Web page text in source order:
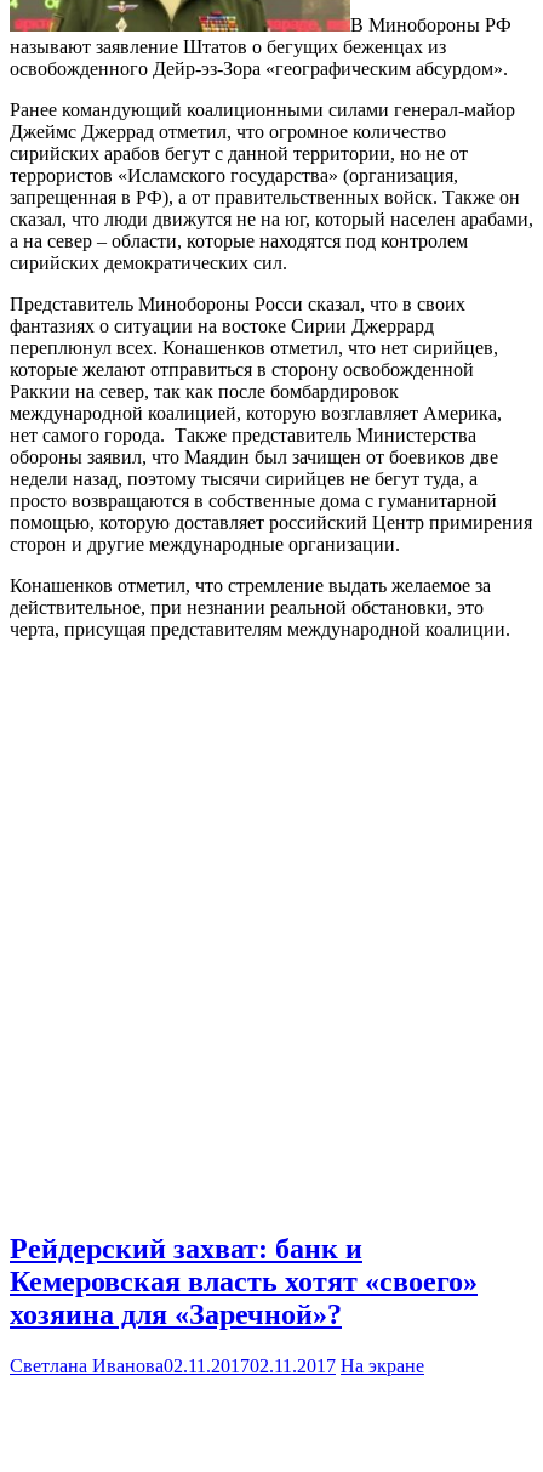
В Минобороны РФ
называют заявление Штатов о бегущих беженцах из
освобожденного Дейр-эз-Зора «географическим абсурдом».
Ранее командующий коалиционными силами генерал-майор
Джеймс Джеррад отметил, что огромное количество
сирийских арабов бегут с данной территории, но не от
террористов «Исламского государства» (организация,
запрещенная в РФ), а от правительственных войск. Также он
сказал, что люди движутся не на юг, который населен арабами,
а на север – области, которые находятся под контролем
сирийских демократических сил.
Представитель Минобороны Росси сказал, что в своих
фантазиях о ситуации на востоке Сирии Джеррард
переплюнул всех. Конашенков отметил, что нет сирийцев,
которые желают отправиться в сторону освобожденной
Раккии на север, так как после бомбардировок
международной коалицией, которую возглавляет Америка,
нет самого города. Также представитель Министерства
обороны заявил, что Маядин был зачищен от боевиков две
недели назад, поэтому тысячи сирийцев не бегут туда, а
просто возвращаются в собственные дома с гуманитарной
помощью, которую доставляет российский Центр примирения
сторон и другие международные организации.
Конашенков отметил, что стремление выдать желаемое за
действительное, при незнании реальной обстановки, это
черта, присущая представителям международной коалиции.
Рейдерский захват: банк и
Кемеровская власть хотят «своего»
хозяина для «Заречной»?
Светлана Иванова02.11.201702.11.2017 На экране